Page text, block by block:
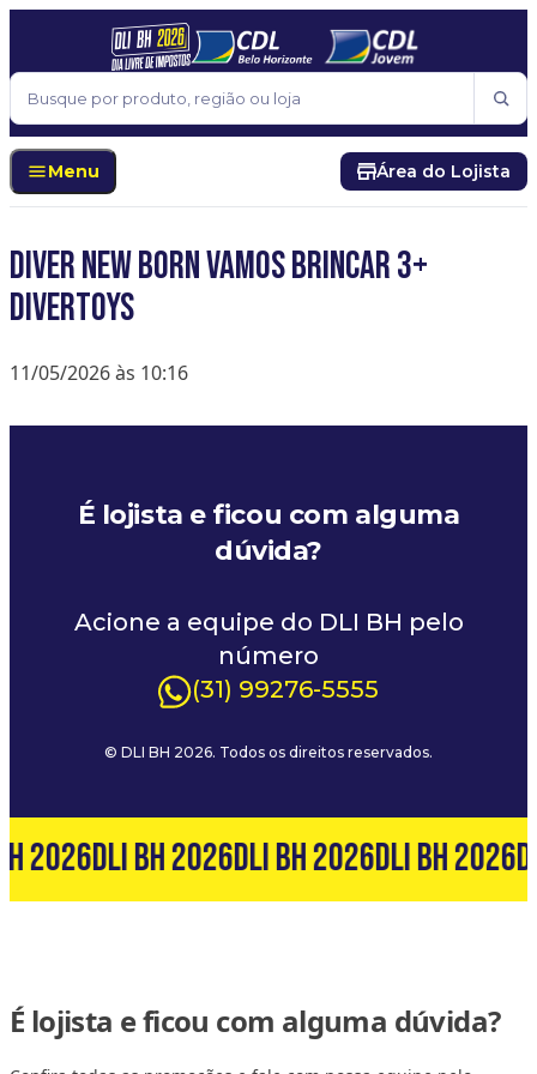
Pular para o conteúdo
Buscar
Menu Área do Lojista
DIVER NEW BORN VAMOS BRINCAR 3+
DIVERTOYS
11/05/2026 às 10:16
É lojista e ficou com alguma
dúvida?
Acione a equipe do DLI BH pelo
número
(31) 99276-5555
© DLI BH 2026. Todos os direitos reservados.
2026DLI BH 2026DLI BH 2026DLI BH 2026
É lojista e ficou com alguma dúvida?